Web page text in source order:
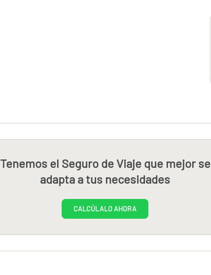
Tenemos el Seguro de Viaje que mejor se
adapta a tus necesidades
CALCÚLALO AHORA